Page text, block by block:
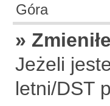
Góra
»
Jeżeli
letni/DST